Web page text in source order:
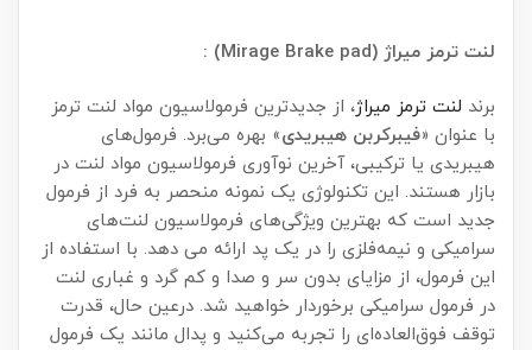
لنت ترمز میراژ (Mirage Brake pad) :
برند لنت ترمز میراژ، از جدیدترین فرمولاسیون مواد لنت ترمز
با عنوان «فیبرکربن هیبریدی» بهره می‌برد. فرمول‌های
هیبریدی یا ترکیبی، آخرین نوآوری فرمولاسیون مواد لنت در
بازار هستند. این تکنولوژی یک نمونه منحصر به فرد از فرمول
جدید است که بهترین ویژگی‌های فرمولاسیون لنت‌های
سرامیکی و نیمه‌فلزی را در یک پد ارائه می دهد. با استفاده از
این فرمول، از مزایای بدون سر و صدا و کم گرد و غباری لنت
در فرمول سرامیکی برخوردار خواهید شد. درعین حال، قدرت
توقف فوق‌العاده‌ای را تجربه می‌کنید و پدال مانند یک فرمول